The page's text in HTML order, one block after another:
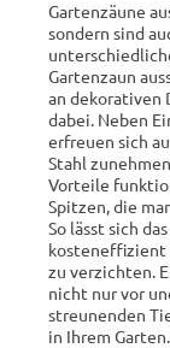
Gartenzäune
sondern sind
Gartenzaun
an dekorativen
dabei. Neben
erfreuen sich
Stahl
Vorteile
Spitzen, die
So lässt sich
kosteneffizient
zu verzichten.
nicht nur vor
streunenden
in Ihrem Garten.